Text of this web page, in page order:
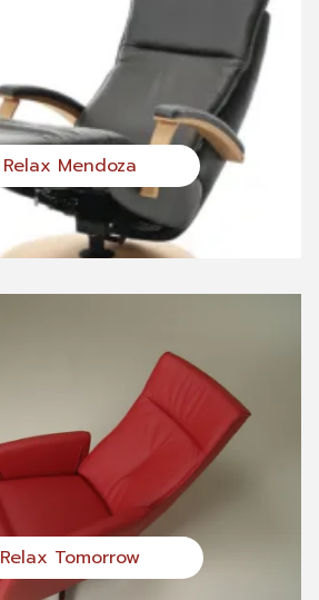
Relax Mendoza
Relax Tomorrow